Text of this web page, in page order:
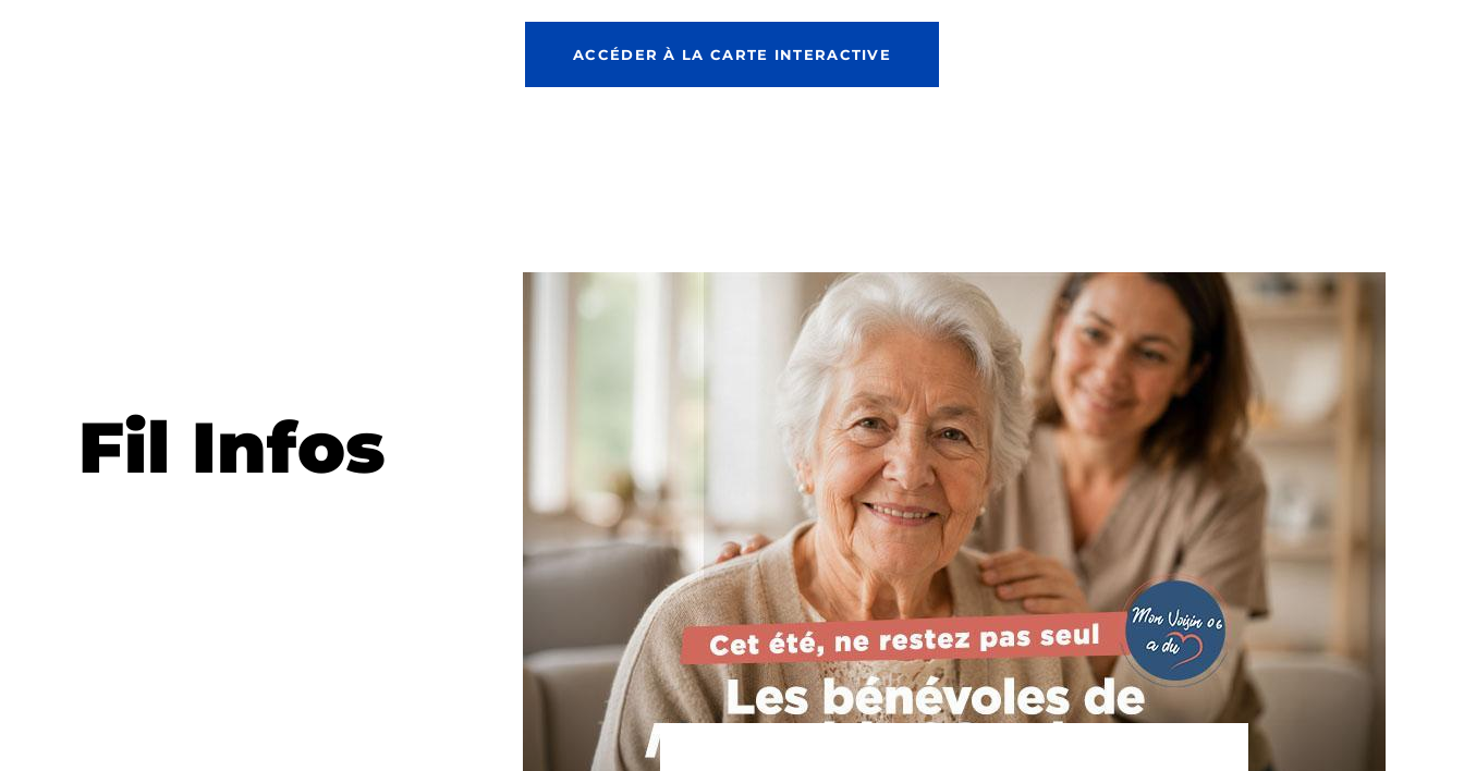
ACCÉDER À LA CARTE INTERACTIVE
Fil Infos